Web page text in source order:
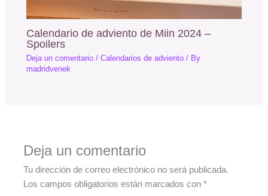
Calendario de adviento de Miin 2024 –
Spoilers
Deja un comentario /Calendarios de adviento / By
madridvenek
Deja un comentario
Tu dirección de correo electrónico no será publicada.
Los campos obligatorios están marcados con*